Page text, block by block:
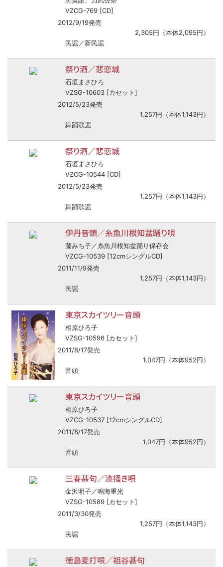
VZCG-769 [CD]
2012/9/19発売
2,305円（本体2,095円）
民謡／新民謡
祭り酒／悲恋城
石垣まさひろ
VZSG-10603 [カセット]
2012/5/23発売
1,257円（本体1,143円）
舞踊歌謡
祭り酒／悲恋城
石垣まさひろ
VZCG-10544 [CD]
2012/5/23発売
1,257円（本体1,143円）
舞踊歌謡
伊丹音頭／糸魚川根知盆踊り唄
藤みち子／糸魚川根知盆踊り保存会
VZCG-10539 [12cmシングルCD]
2011/11/9発売
1,257円（本体1,143円）
民謡
東京スカイツリー音頭
相原ひろ子
VZSG-10596 [カセット]
2011/8/17発売
1,047円（本体952円）
音頭
東京スカイツリー音頭
相原ひろ子
VZCG-10537 [12cmシングルCD]
2011/8/17発売
1,047円（本体952円）
音頭
三春甚句／漆掻き唄
金沢明子／鳴海重光
VZSG-10589 [カセット]
2011/3/30発売
1,257円（本体1,143円）
民謡
徳島麦打唄／祖谷甚句